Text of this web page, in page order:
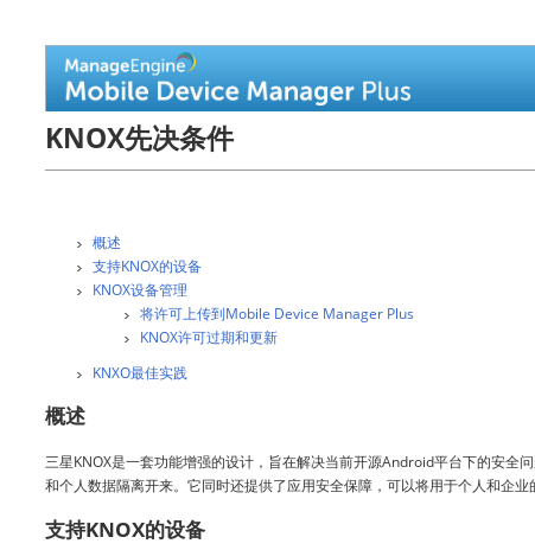
KNOX先决条件
概述
支持KNOX的设备
KNOX设备管理
将许可上传到Mobile Device Manager Plus
KNOX许可过期和更新
KNXO最佳实践
概述
三星KNOX是一套功能增强的设计，旨在解决当前开源Android平台下的安全
和个人数据隔离开来。它同时还提供了应用安全保障，可以将用于个人和企
支持KNOX的设备